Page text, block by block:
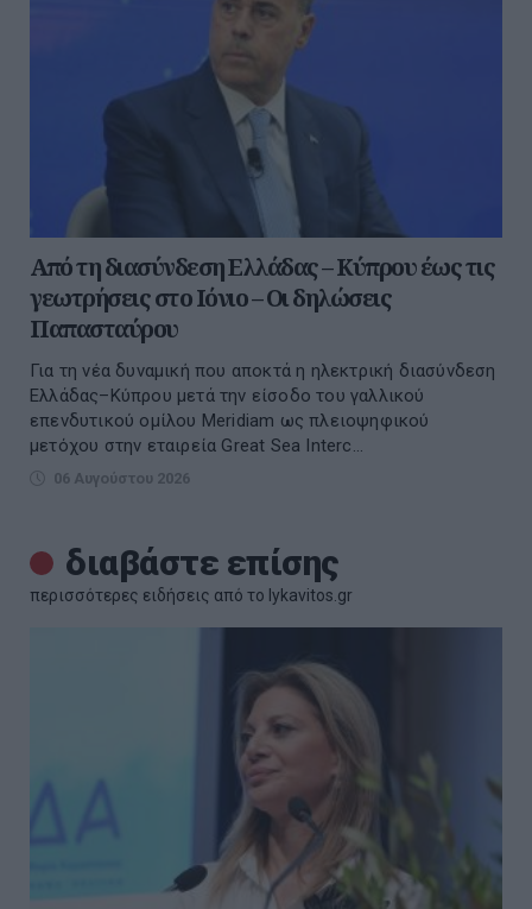
Από τη διασύνδεση Ελλάδας – Κύπρου έως τις
γεωτρήσεις στο Ιόνιο – Οι δηλώσεις
Παπασταύρου
Για τη νέα δυναμική που αποκτά η ηλεκτρική διασύνδεση
Ελλάδας–Κύπρου μετά την είσοδο του γαλλικού
επενδυτικού ομίλου Meridiam ως πλειοψηφικού
μετόχου στην εταιρεία Great Sea Interc...
06 Αυγούστου 2026
διαβάστε επίσης
περισσότερες ειδήσεις από το lykavitos.gr